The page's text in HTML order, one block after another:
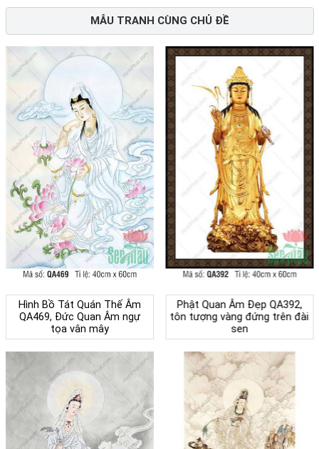
MẪU TRANH CÙNG CHỦ ĐỀ
Hình Bồ Tát Quán Thế Âm
QA469, Đức Quan Âm ngự
tọa vân mây
Phật Quan Âm Đẹp QA392,
tôn tượng vàng đứng trên đài
sen